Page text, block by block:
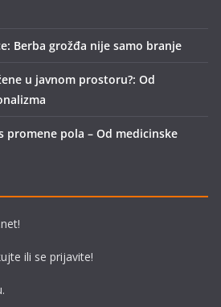
Berba grožđa nije samo branje
u javnom prostoru?: Od
promene pola – Od medicinske
ili se prijavite!